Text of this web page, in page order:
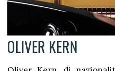
OLIVER KERN